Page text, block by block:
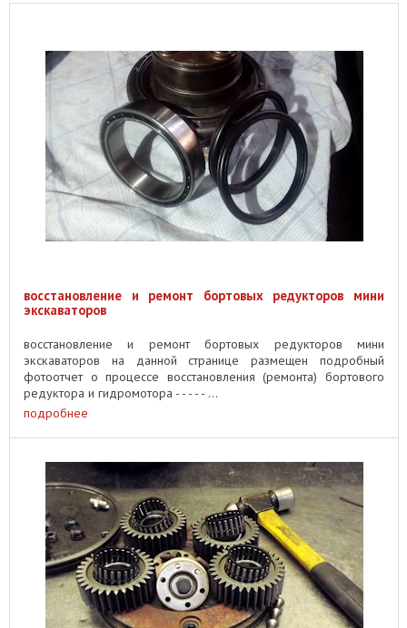
восстановление и ремонт бортовых редукторов мини
экскаваторов
восстановление и ремонт бортовых редукторов мини
экскаваторов на данной странице размещен подробный
фотоотчет о процессе восстановления (ремонта) бортового
редуктора и гидромотора - - - - - ...
подробнее